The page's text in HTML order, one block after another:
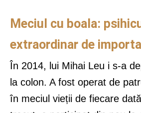
Meciul cu boala:
extraordinar de
În 2014, lui Mihai Leu i s-a
la colon. A fost operat de
în meciul vieții de fiecare